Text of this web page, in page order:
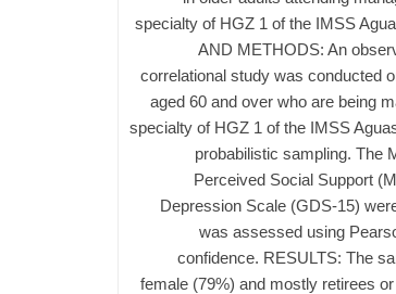
specialty of HGZ 1 of the IMSS
AND METHODS: An
correlational study was conducted
aged 60 and over who are being
specialty of HGZ 1 of the IMSS
probabilistic sampling. The
Perceived Social Support
Depression Scale (GDS-15)
was assessed using
confidence. RESULTS: The
female (79%) and mostly retirees